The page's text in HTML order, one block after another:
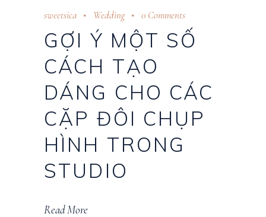
sweetsica Wedding 0 Comments
GỢI Ý MỘT SỐ
CÁCH TẠO
DÁNG CHO CÁC
CẶP ĐÔI CHỤP
HÌNH TRONG
STUDIO
Read More